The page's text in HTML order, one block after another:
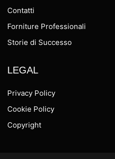
Contatti
Forniture Professionali
Storie di Successo
LEGAL
Privacy Policy
Cookie Policy
Copyright